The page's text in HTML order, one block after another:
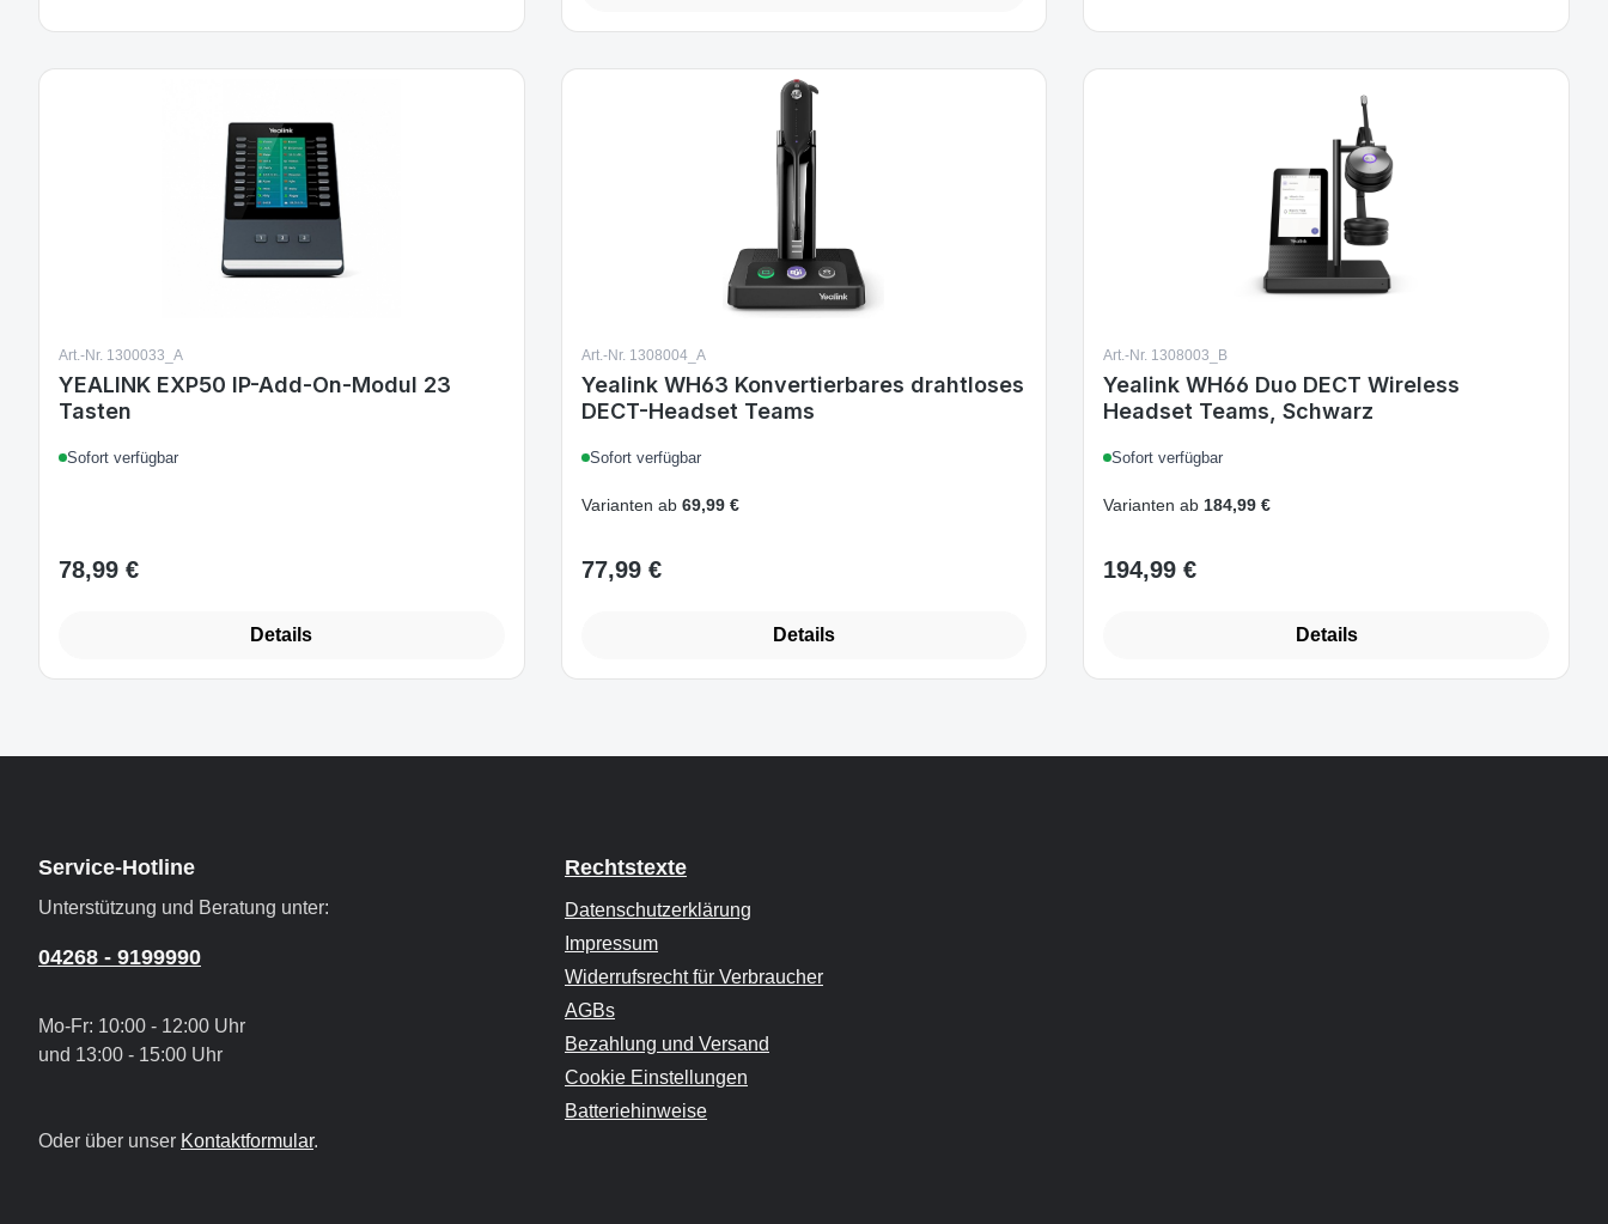
Art.-Nr. 1300033_A
YEALINK EXP50 IP-Add-On-Modul 23
Tasten
Sofort verfügbar
Regulärer Preis:
78,99 €
Details
Art.-Nr. 1308004_A
Yealink WH63 Konvertierbares drahtloses
DECT-Headset Teams
Sofort verfügbar
Varianten ab69,99 €
Regulärer Preis:
77,99 €
Details
Art.-Nr. 1308003_B
Yealink WH66 Duo DECT Wireless
Headset Teams, Schwarz
Sofort verfügbar
Varianten ab 184,99 €
Regulärer Preis:
194,99 €
Details
Service-Hotline
Unterstützung und Beratung unter:
04268 - 9199990
Mo-Fr: 10:00 - 12:00 Uhr
und 13:00 - 15:00 Uhr
Oder über unser Kontaktformular.
Rechtstexte
Datenschutzerklärung
Impressum
Widerrufsrecht für Verbraucher
AGBs
Bezahlung und Versand
Cookie Einstellungen
Batteriehinweise